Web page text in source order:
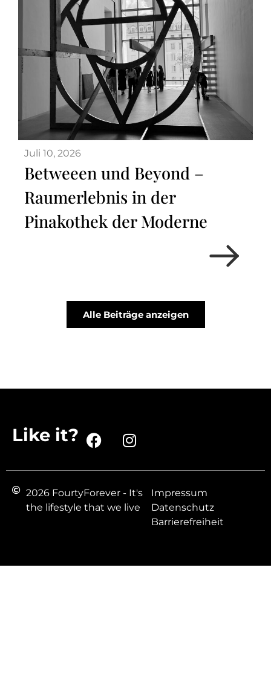
Juli 10, 2026
Betweeen und Beyond –
Raumerlebnis in der
Pinakothek der Moderne
Alle Beiträge anzeigen
Like it?
2026 FourtyForever - It's
the lifestyle that we live
Impressum
Datenschutz
Barrierefreiheit